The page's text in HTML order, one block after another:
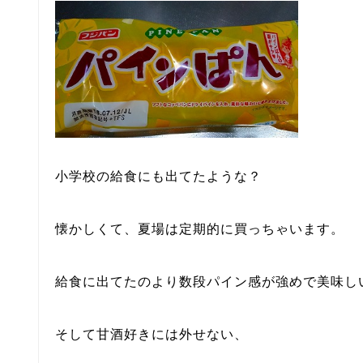
小学校の給食にも出てたような？
懐かしくて、夏場は定期的に買っちゃいます。
給食に出てたのより数段パイン感が強めで美味し
そして甘酒好きには外せない、